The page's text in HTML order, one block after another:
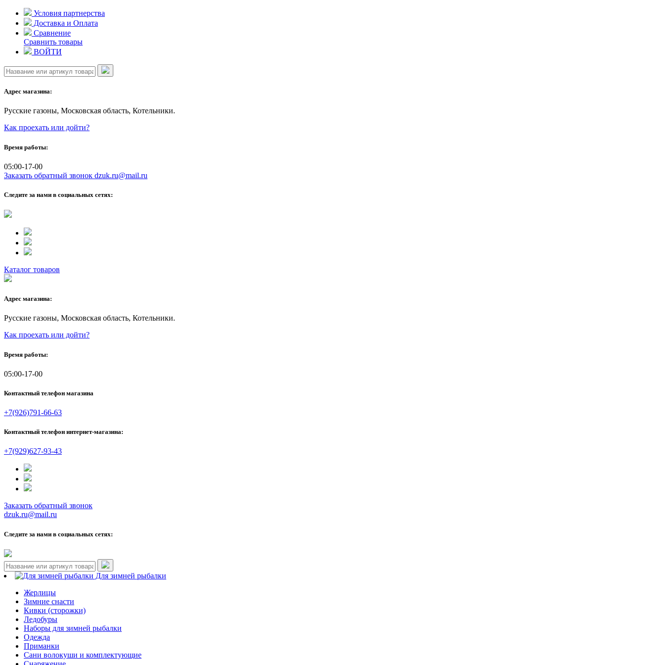
Skip
content
Условия партнерства
Доставка и Оплата
Сравнение
Сравнить товары
ВОЙТИ
Адрес магазина:
Русские газоны, Московская область, Котельники.
Как проехать или дойти?
Время работы:
05:00-17-00
Заказать обратный звонок dzuk.ru@mail.ru
Следите за нами в социальных сетях:
Каталог товаров
Адрес магазина:
Русские газоны, Московская область, Котельники.
Как проехать или дойти?
Время работы:
05:00-17-00
Контактный телефон магазина
+7(926)791-66-63
Контактный телефон интернет-магазина:
+7(929)627-93-43
Заказать обратный звонок
dzuk.ru@mail.ru
Следите за нами в социальных сетях:
Для зимней рыбалки
Жерлицы
Зимние снасти
Кивки (сторожки)
Ледобуры
Наборы для зимней рыбалки
Одежда
Приманки
Сани волокуши и комплектующие